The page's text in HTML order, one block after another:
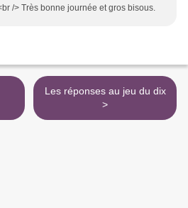
/> Très bonne journée et gros bisous.
Les réponses au jeu du dix
>